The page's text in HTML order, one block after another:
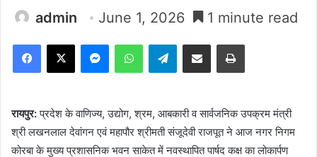
admin June 1, 2026 1 minute read
Facebook
X MessengerWhatsAppTelegramShare via Email Print
रायपुर:प्रदेश के वाणिज्य, उद्योग, श्रम, आबकारी व सार्वजनिक उपक्रम मंत्री
श्री लखनलाल देवांगन एवं महापौर श्रीमती संजूदेवी राजपूत ने आज नगर निगम
कोरबा के मुख्य प्रशासनिक भवन साकेत में नवस्थापित पार्षद कक्ष का लोकार्पण